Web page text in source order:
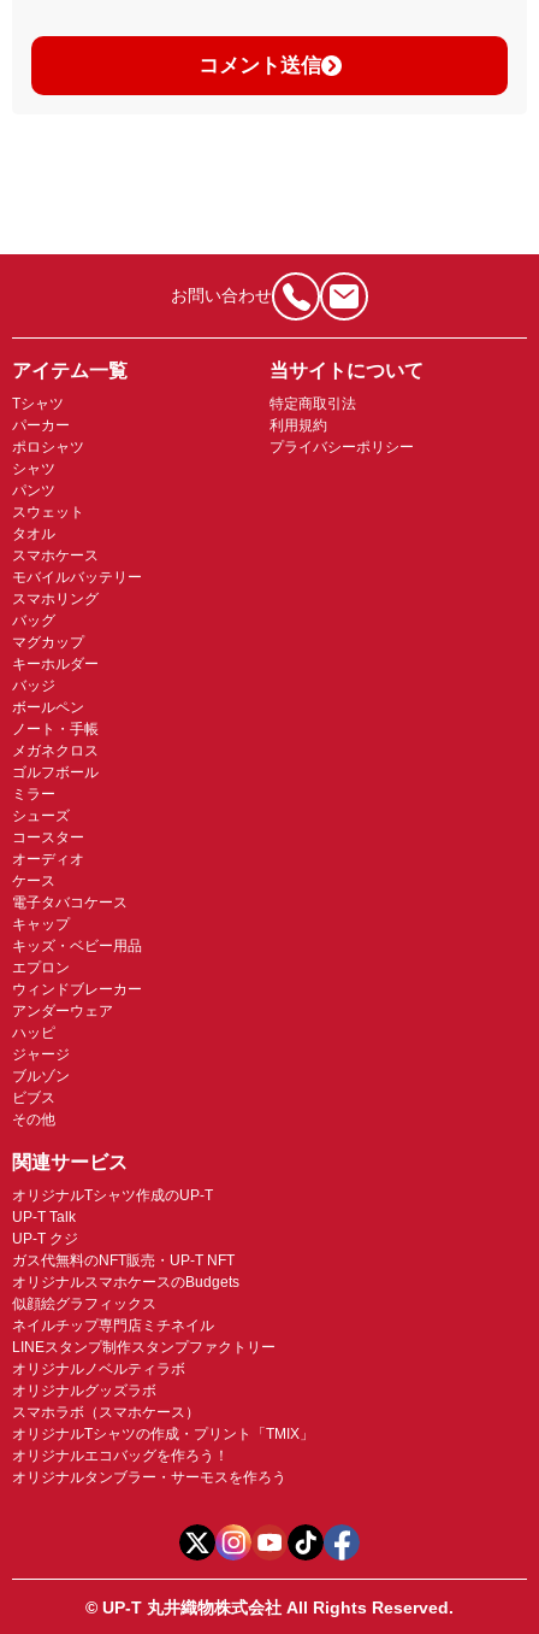
コメント送信
お問い合わせ
アイテム一覧
Tシャツ
パーカー
ポロシャツ
シャツ
パンツ
スウェット
タオル
スマホケース
モバイルバッテリー
スマホリング
バッグ
マグカップ
キーホルダー
バッジ
ボールペン
ノート・手帳
メガネクロス
ゴルフボール
ミラー
シューズ
コースター
オーディオ
ケース
電子タバコケース
キャップ
キッズ・ベビー用品
エプロン
ウィンドブレーカー
アンダーウェア
ハッピ
ジャージ
ブルゾン
ビブス
その他
当サイトについて
特定商取引法
利用規約
プライバシーポリシー
関連サービス
オリジナルTシャツ作成のUP-T
UP-T Talk
UP-T クジ
ガス代無料のNFT販売・UP-T NFT
オリジナルスマホケースのBudgets
似顔絵グラフィックス
ネイルチップ専門店ミチネイル
LINEスタンプ制作スタンプファクトリー
オリジナルノベルティラボ
オリジナルグッズラボ
スマホラボ（スマホケース）
オリジナルTシャツの作成・プリント「TMIX」
オリジナルエコバッグを作ろう！
オリジナルタンブラー・サーモスを作ろう
© UP-T 丸井織物株式会社 All Rights Reserved.